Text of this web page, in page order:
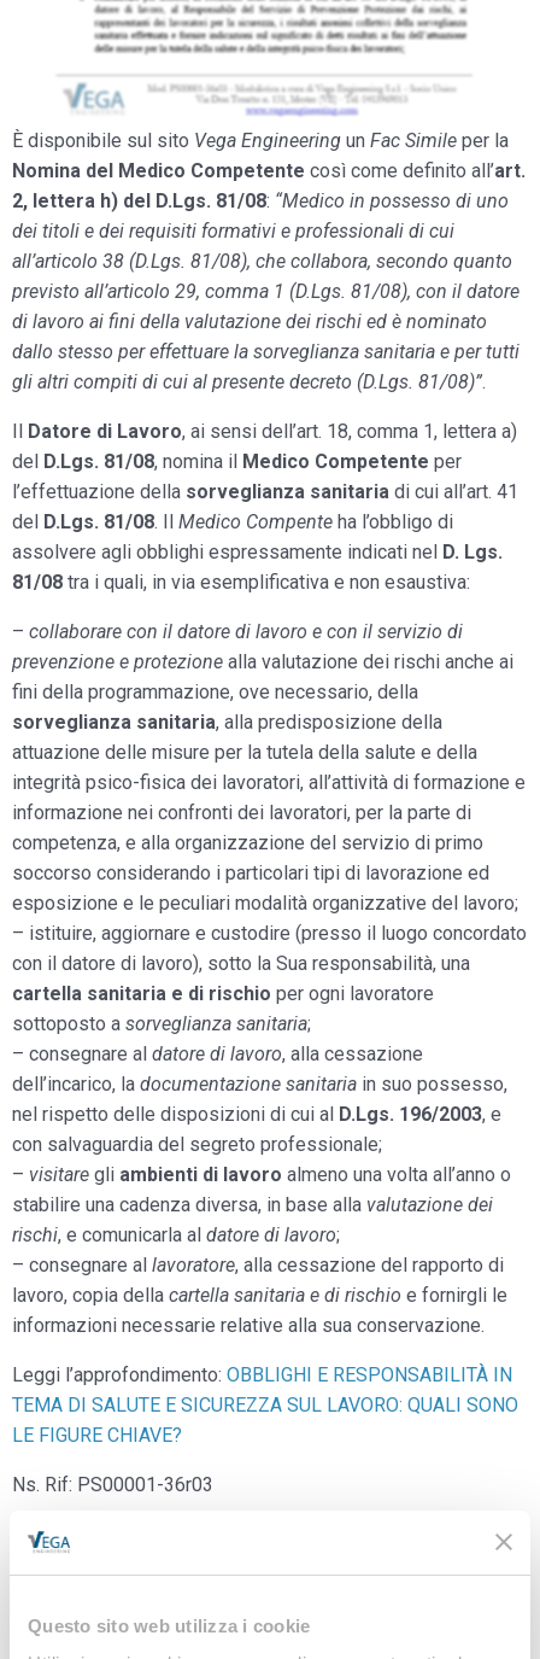
Questo sito web utilizza i cookie
È disponibile sul sito Vega Engineering un Fac Simile per la
Nomina del Medico Competente così come definito all’art.
2, lettera h) del D.Lgs. 81/08: “Medico in possesso di uno
dei titoli e dei requisiti formativi e professionali di cui
all’articolo 38 (D.Lgs. 81/08), che collabora, secondo quanto
previsto all’articolo 29, comma 1 (D.Lgs. 81/08), con il datore
di lavoro ai fini della valutazione dei rischi ed è nominato
dallo stesso per effettuare la sorveglianza sanitaria e per tutti
gli altri compiti di cui al presente decreto (D.Lgs. 81/08)”.
Il Datore di Lavoro, ai sensi dell’art. 18, comma 1, lettera a)
del D.Lgs. 81/08, nomina il Medico Competente per
l’effettuazione della sorveglianza sanitaria di cui all’art. 41
del D.Lgs. 81/08. Il Medico Compente ha l’obbligo di
assolvere agli obblighi espressamente indicati nel D. Lgs.
81/08 tra i quali, in via esemplificativa e non esaustiva:
– collaborare con il datore di lavoro e con il servizio di
prevenzione e protezione alla valutazione dei rischi anche ai
fini della programmazione, ove necessario, della
sorveglianza sanitaria, alla predisposizione della
attuazione delle misure per la tutela della salute e della
integrità psico-fisica dei lavoratori, all’attività di formazione e
informazione nei confronti dei lavoratori, per la parte di
competenza, e alla organizzazione del servizio di primo
soccorso considerando i particolari tipi di lavorazione ed
esposizione e le peculiari modalità organizzative del lavoro;
– istituire, aggiornare e custodire (presso il luogo concordato
con il datore di lavoro), sotto la Sua responsabilità, una
cartella sanitaria e di rischio per ogni lavoratore
sottoposto a sorveglianza sanitaria;
– consegnare al datore di lavoro, alla cessazione
dell’incarico, la documentazione sanitaria in suo possesso,
nel rispetto delle disposizioni di cui al D.Lgs. 196/2003, e
con salvaguardia del segreto professionale;
– visitare gli ambienti di lavoro almeno una volta all’anno o
stabilire una cadenza diversa, in base alla valutazione dei
rischi, e comunicarla al datore di lavoro;
– consegnare al lavoratore, alla cessazione del rapporto di
lavoro, copia della cartella sanitaria e di rischio e fornirgli le
informazioni necessarie relative alla sua conservazione.
Leggi l’approfondimento: OBBLIGHI E RESPONSABILITÀ IN
TEMA DI SALUTE E SICUREZZA SUL LAVORO: QUALI SONO
LE FIGURE CHIAVE?
Ns. Rif: PS00001-36r03
Documenti correlati
Nomina del Medico